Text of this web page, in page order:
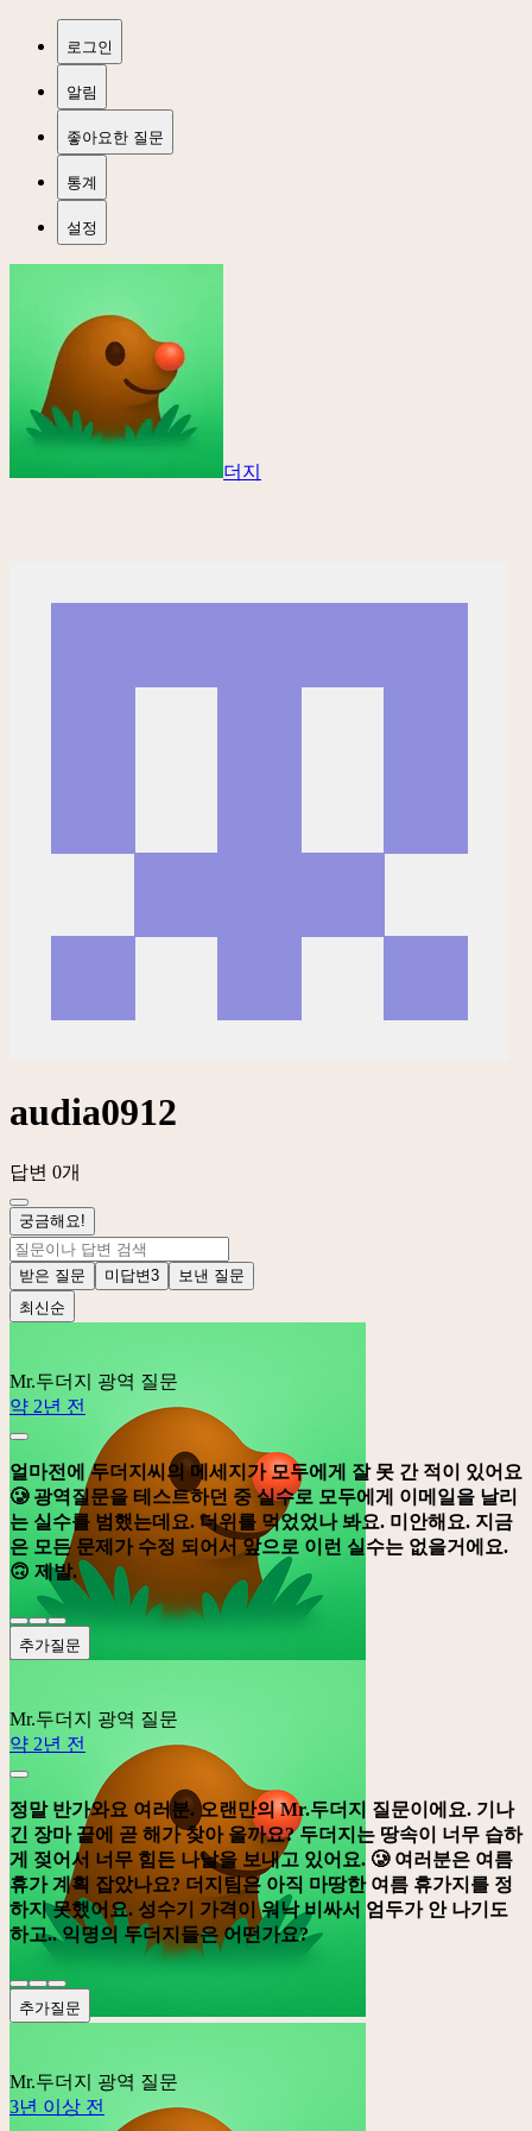
로그인
알림
좋아요한 질문
통계
설정
더지
audia0912
답변 0개
궁금해요!
받은 질문 미답변3
보낸 질문
최신순
Mr.두더지
광역 질문
약 2년 전
얼마전에 두더지씨의 메세지가 모두에게 잘 못 간 적이 있어요
🥲 광역질문을 테스트하던 중 실수로 모두에게 이메일을 날리
는 실수를 범했는데요. 더위를 먹었었나 봐요. 미안해요. 지금
은 모든 문제가 수정 되어서 앞으로 이런 실수는 없을거에요.
🙃 제발.
추가질문
Mr.두더지
광역 질문
약 2년 전
정말 반가와요 여러분. 오랜만의 Mr.두더지 질문이에요. 기나
긴 장마 끝에 곧 해가 찾아 올까요? 두더지는 땅속이 너무 습하
게 젖어서 너무 힘든 나날을 보내고 있어요. 🥲 여러분은 여름
휴가 계획 잡았나요? 더지팀은 아직 마땅한 여름 휴가지를 정
하지 못했어요. 성수기 가격이 워낙 비싸서 엄두가 안 나기도
하고.. 익명의 두더지들은 어떤가요?
추가질문
Mr.두더지
광역 질문
3년 이상 전